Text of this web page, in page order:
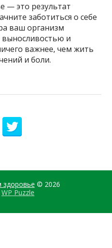
— это результат
заботиться о себе
ваш организм
выносливостью и
важнее, чем жить
и боли.
© 2026
WP Puzzle